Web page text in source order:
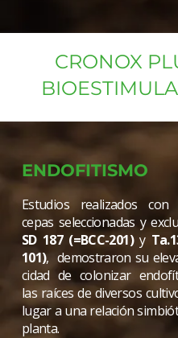
CRONOX
ENDOFITISMO
Estudios realizados con
cepas seleccionadas y
SD 187 (=BCC-201)y
101), demostraron su
cidad de colonizar
las raíces de diversos
lugar a una relación
planta.